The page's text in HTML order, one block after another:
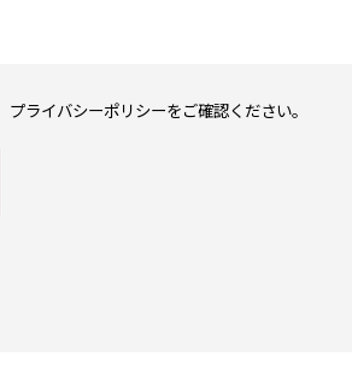
プライバシーポリシーをご確認ください。